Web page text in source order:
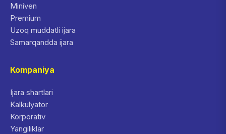
Miniven
Premium
Uzoq muddatli ijara
Samarqandda ijara
Kompaniya
Ijara shartlari
Kalkulyator
Korporativ
Yangiliklar